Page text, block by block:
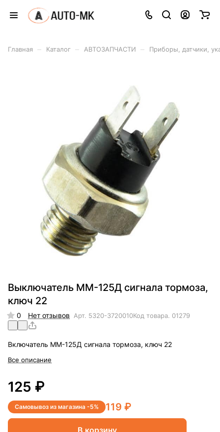
Главная Каталог АВТОЗАПЧАСТИ Приборы, датчики,
Выключатель ММ-125Д сигнала тормоза,
ключ 22
0 Нет отзывов Арт. 5320-3720010Код товара. 01279
Включатель ММ-125Д сигнала тормоза, ключ 22
Все описание
125 ₽
Самовывоз из магазина -5% 119 ₽
В корзину